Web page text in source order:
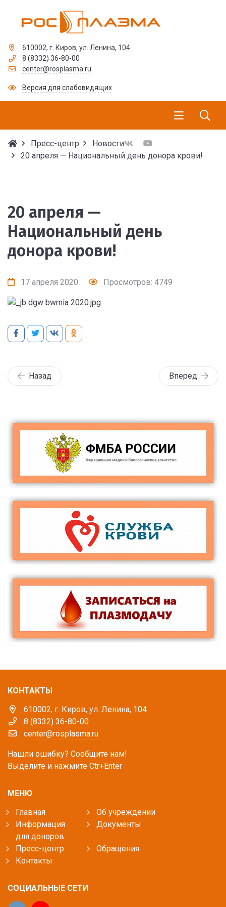
610002, г. Киров, ул. Ленина, 104
8 (8332) 36-80-00
center@rosplasma.ru
Версия для слабовидящих
Пресс-центр
Новости
20 апреля — Национальный день донора крови!
20 апреля —
Национальный день
донора крови!
17 апреля 2020 Просмотров: 4749
Назад Вперед
КОНТАКТЫ
610002, г. Киров, ул. Ленина, 104
8 (8332) 36-80-00
center@rosplasma.ru
Нашли ошибку? Сообщите нам!
Выделите и нажмите Ctr+Enter
МЕНЮ
Главная
Об учреждении
Информация
для доноров
Документы
Пресс-центр
Обращения
Контакты
СОЦИАЛЬНЫЕ СЕТИ